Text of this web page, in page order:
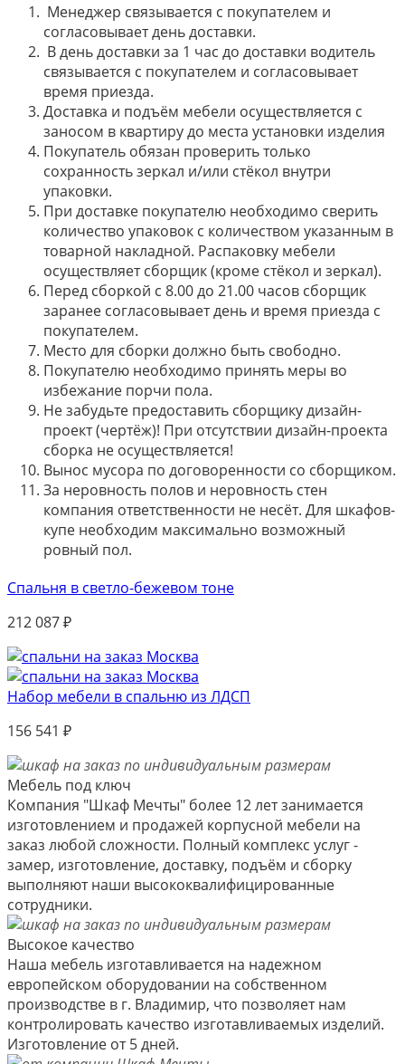
Менеджер связывается с покупателем и
согласовывает день доставки.
В день доставки за 1 час до доставки водитель
связывается с покупателем и согласовывает
время приезда.
Доставка и подъём мебели осуществляется с
заносом в квартиру до места установки изделия
Покупатель обязан проверить только
сохранность зеркал и/или стёкол внутри
упаковки.
При доставке покупателю необходимо сверить
количество упаковок с количеством указанным в
товарной накладной. Распаковку мебели
осуществляет сборщик (кроме стёкол и зеркал).
Перед сборкой с 8.00 до 21.00 часов сборщик
заранее согласовывает день и время приезда с
покупателем.
Место для сборки должно быть свободно.
Покупателю необходимо принять меры во
избежание порчи пола.
Не забудьте предоставить сборщику дизайн-
проект (чертёж)! При отсутствии дизайн-проекта
сборка не осуществляется!
Вынос мусора по договоренности со сборщиком.
За неровность полов и неровность стен
компания ответственности не несёт. Для шкафов-
купе необходим максимально возможный
ровный пол.
Спальня в светло-бежевом тоне
212 087₽
Набор мебели в спальню из ЛДСП
156 541 ₽
Мебель под ключ
Компания "Шкаф Мечты" более 12 лет занимается
изготовлением и продажей корпусной мебели на
заказ любой сложности. Полный комплекс услуг -
замер, изготовление, доставку, подъём и сборку
выполняют наши высококвалифицированные
сотрудники.
Высокое качество
Наша мебель изготавливается на надежном
европейском оборудовании на собственном
производстве в г. Владимир, что позволяет нам
контролировать качество изготавливаемых изделий.
Изготовление от 5 дней.